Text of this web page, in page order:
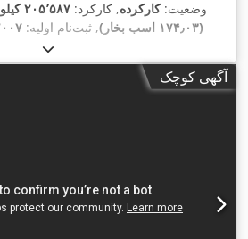
وضعیت:کارکرده, کارکرد: ۲۰۵٬۵۸۷ کیلومتر
(۱۷۴٫۰۳ اسب بخار)
, ثبت‌نام اولیه: ۰۷/
, نوع چرخ‌دنده:
مکانیکی, کلاس انتشار:یورو۴ , تعداد
آگهی کوچک